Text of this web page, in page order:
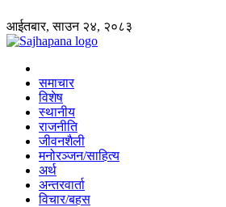
आईतबार, साउन २४, २०८३
समाचार
विशेष
स्थानीय
राजनीति
जीवनशैली
मनोरञ्जन/साहित्य
अर्थ
अन्तरवार्ता
विचार/बहस